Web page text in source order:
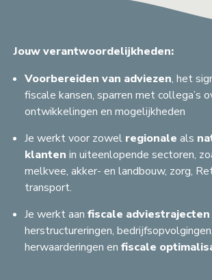
Jouw verantwoordelijkheden:
Voorbereiden van adviezen, het
fiscale kansen, sparren met collega’s
ontwikkelingen en mogelijkheden
Je werkt voor zowel regionale als
klanten in uiteenlopende sectoren,
melkvee, akker- en landbouw, zorg,
transport.
Je werkt aan fiscale adviestrajecten
herstructureringen, bedrijfsopvolgingen,
herwaarderingen en fiscale